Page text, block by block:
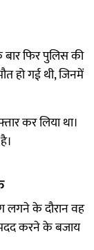
फिर पुलिस की
हो गई थी, जिनमें
कर लिया था।
के दौरान वह
करने के बजाय